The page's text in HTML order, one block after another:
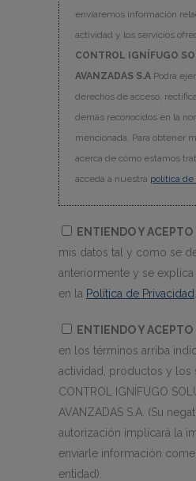
enviaremos información
actividad y los servicios
CONTROL IGNÍFUGO
AVANZADAS S.A Podrá
derechos de acceso,
demás reconocidos en la
mencionada. Para obtener
acerca de cómo estamos
acceda a nuestra política de
ENTIENDO Y ACEPTO
mis datos tal y como se
anteriormente y se
en la Política de Privacidad
ENTIENDO Y ACEPTO
en los términos arriba
actividad, productos y los
CONTROL IGNÍFUGO
AVANZADAS S.A. (Su
autorización implicará la
enviarle información
entidad).